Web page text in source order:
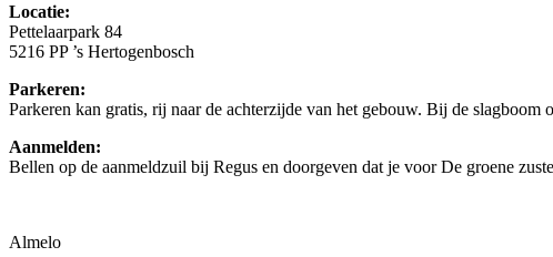
Locatie:
Pettelaarpark 84
5216 PP ’s Hertogenbosch
Parkeren:
Parkeren kan gratis, rij naar de achterzijde van het gebouw. Bij de
Aanmelden:
Bellen op de aanmeldzuil bij Regus en doorgeven dat je voor De groene
Almelo